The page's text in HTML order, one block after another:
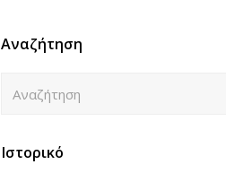
Αναζήτηση
Ιστορικό